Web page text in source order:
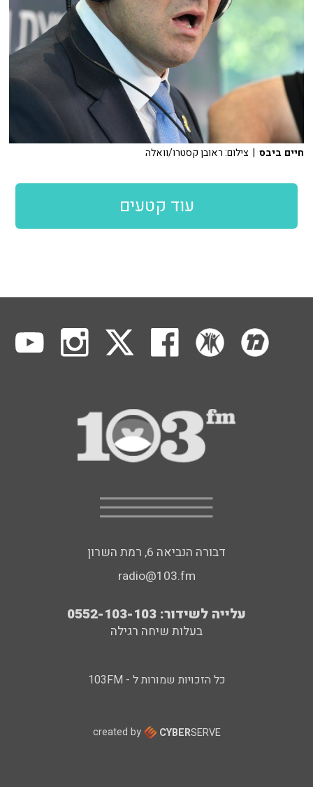
חיים ביבס | צילום: ראובן קסטרו/וואלה
עוד קטעים
דבורה הנביאה 6, רמת השרון
radio@103.fm
עלייה לשידור: 0552-103-103
בעלות שיחה רגילה
כל הזכויות שמורות ל - 103FM
created by CYBERSERVE